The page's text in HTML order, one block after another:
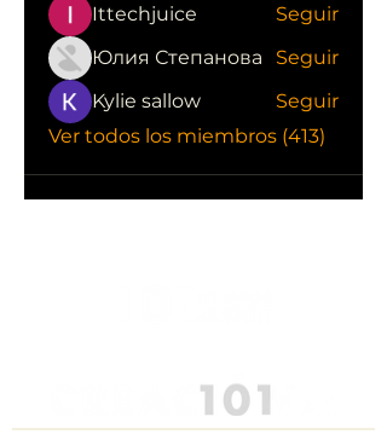
Ittechjuice
Seguir
Юлия Степанова
Seguir
Kylie sallow
Seguir
Ver todos los miembros (413)